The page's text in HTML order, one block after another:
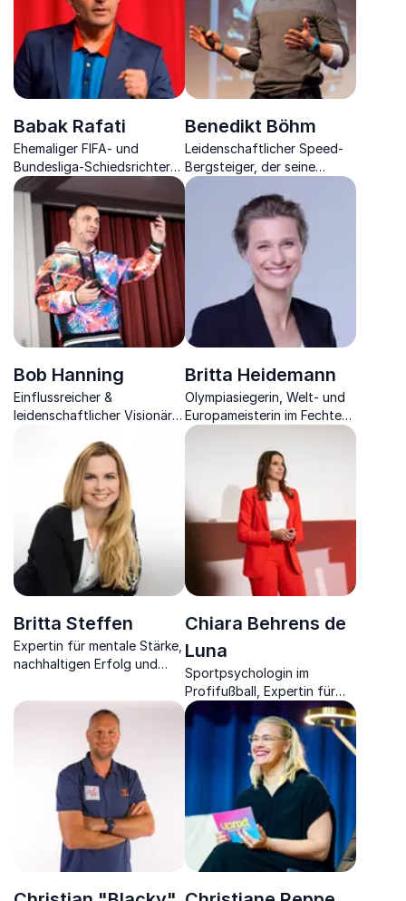
Management.
Babak Rafati
Ehemaliger FIFA- und
Bundesliga-Schiedsrichter
teilt persönliche Einblicke
und Strategien zur
Überwindung von
Depressionen und Burnout.
Benedikt Böhm
Leidenschaftlicher Speed-
Bergsteiger, der seine
Learnings aus der extremen
Alpinwelt auf Wirtschaft
und Management überträgt.
Bob Hanning
Einflussreicher &
leidenschaftlicher Visionär
Unternehmensentwickler,
TV-Experte und Autor
Britta Heidemann
Olympiasiegerin, Welt- und
Europameisterin im Fechten
& diplomierte China-Expertin
zeigt, wie sich Gegensätze
anziehen und Erfolg
versprechen.
Britta Steffen
Expertin für mentale Stärke,
nachhaltigen Erfolg und
Chiara Behrens de
Luna
Sportpsychologin im
Profifußball, Expertin für
mentale Stärke und
Teamdynamik